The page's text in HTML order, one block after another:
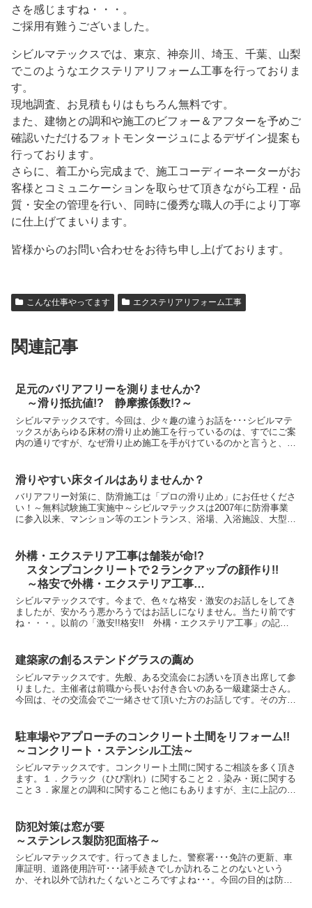
さを感じますね・・・。
ご採用有難うございました。
シビルマテックスでは、東京、神奈川、埼玉、千葉、山梨
でこのようなエクステリアリフォーム工事を行っておりま
す。
現地調査、お見積もりはもちろん無料です。
また、建物との調和や施工のビフォー＆アフターを予めご
確認いただけるフォトモンタージュによるデザイン提案も
行っております。
さらに、着工から完成まで、施工コーディーネーターがお
客様とコミュニケーションを取らせて頂きながら工程・品
質・安全の管理を行い、同時に優秀な職人の手により丁寧
に仕上げてまいります。
皆様からのお問い合わせをお待ち申し上げております。
こんな仕事やってます エクステリアリフォーム工事
関連記事
足元のバリアフリーを測りませんか?
～滑り抵抗値!? 静摩擦係数!?～
シビルマテックスです。今回は、少々趣の違うお話を･･･シビルマテ
ックスがあらゆる床材の滑り止め施工を行っているのは、すでにご案
内の通りですが、なぜ滑り止め施工を手がけているのかと言うと、
滑りやすい床タイルはありませんか？
バリアフリー対策に、防滑施工は「プロの滑り止め」にお任せくださ
い！～無料試験施工実施中～シビルマテックスは2007年に防滑事業
に参入以来、マンション等のエントランス、浴場、入浴施設、大型商
外構・エクステリア工事は舗装が命!?
スタンプコンクリートで２ランクアップの顔作り!!
～格安で外構・エクステリア工事
in神奈川県相模原市～
シビルマテックスです。今まで、色々な格安・激安のお話しをしてき
ましたが、安かろう悪かろうではお話しになりません。当たり前です
ね・・・。以前の「激安!!格安!! 外構・エクステリア工事」の記事
建築家の創るステンドグラスの薦め
シビルマテックスです。先般、ある交流会にお誘いを頂き出席して参
りました。主催者は前職から長いお付き合いのある一級建築士さん。
今回は、その交流会でご一緒させて頂いた方のお話しです。その方は
駐車場やアプローチのコンクリート土間をリフォーム!!
～コンクリート・ステンシル工法～
シビルマテックスです。コンクリート土間に関するご相談を多く頂き
ます。１．クラック（ひび割れ）に関すること２．染み・斑に関する
こと３．家屋との調和に関すること他にもありますが、主に上記のよ
防犯対策は窓が要
～ステンレス製防犯面格子～
シビルマテックスです。行ってきました。警察署･･･免許の更新、車
庫証明、道路使用許可･･･諸手続きでしか訪れることのないという
か、それ以外で訪れたくないところですよね･･･。今回の目的は防犯